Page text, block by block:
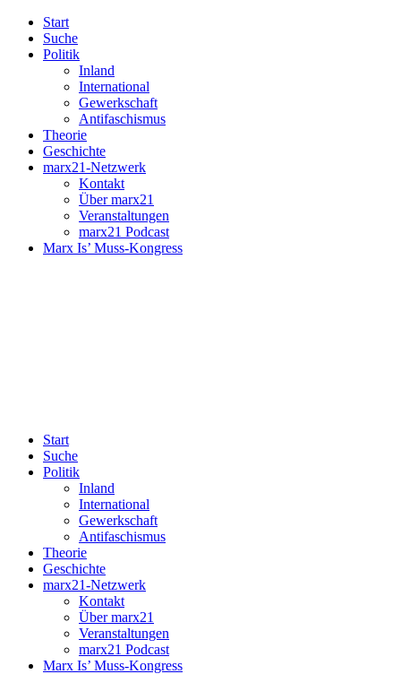
Start
Suche
Politik
Inland
International
Gewerkschaft
Antifaschismus
Theorie
Geschichte
marx21-Netzwerk
Kontakt
Über marx21
Veranstaltungen
marx21 Podcast
Marx Is’ Muss-Kongress
Start
Suche
Politik
Inland
International
Gewerkschaft
Antifaschismus
Theorie
Geschichte
marx21-Netzwerk
Kontakt
Über marx21
Veranstaltungen
marx21 Podcast
Marx Is’ Muss-Kongress